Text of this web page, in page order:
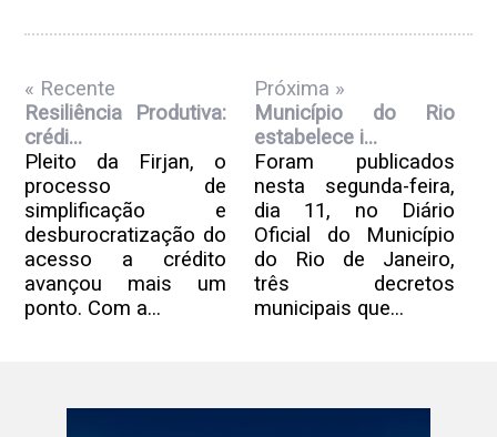
« Recente
Resiliência Produtiva:
crédi...
Pleito da Firjan, o
processo de
simplificação e
desburocratização do
acesso a crédito
avançou mais um
ponto. Com a...
Próxima »
Município do Rio
estabelece i...
Foram publicados
nesta segunda-feira,
dia 11, no Diário
Oficial do Município
do Rio de Janeiro,
três decretos
municipais que...